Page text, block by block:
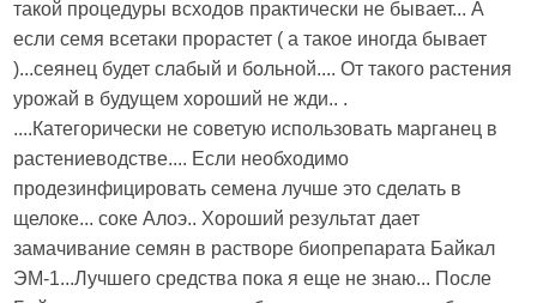
такой процедуры всходов практически не бывает... А
если семя всетаки прорастет ( а такое иногда бывает
)...сеянец будет слабый и больной.... От такого растения
урожай в будущем хороший не жди.. .
....Категорически не советую использовать марганец в
растениеводстве.... Если необходимо
продезинфицировать семена лучше это сделать в
щелоке... соке Алоэ.. Хороший результат дает
замачивание семян в растворе биопрепарата Байкал
ЭМ-1...Лучшего средства пока я еще не знаю... После